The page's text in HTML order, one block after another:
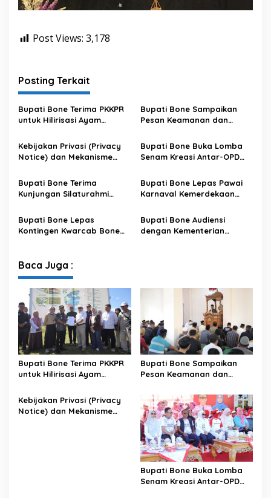
Post Views: 3,178
Posting Terkait
Bupati Bone Terima PKKPR
untuk Hilirisasi Ayam
Bupati Bone Sampaikan
Pesan Keamanan dan
Kebijakan Privasi (Privacy
Notice) dan Mekanisme
Data pada Portal Bone
Satu Data
Bupati Bone Buka Lomba
Senam Kreasi Antar-OPD
Bupati Bone Terima
Kunjungan Silaturahmi
XIV/Hasanuddin
Bupati Bone Lepas Pawai
Karnaval Kemerdekaan
Sambut HUT ke-81 RI
Bupati Bone Lepas
Kontingen Kwarcab Bone
Bupati Bone Audiensi
dengan Kementerian
Baca Juga :
Bupati Bone Terima PKKPR
untuk Hilirisasi Ayam
Bupati Bone Sampaikan
Pesan Keamanan dan
Kebijakan Privasi (Privacy
Notice) dan Mekanisme
Bupati Bone Buka Lomba
Senam Kreasi Antar-OPD